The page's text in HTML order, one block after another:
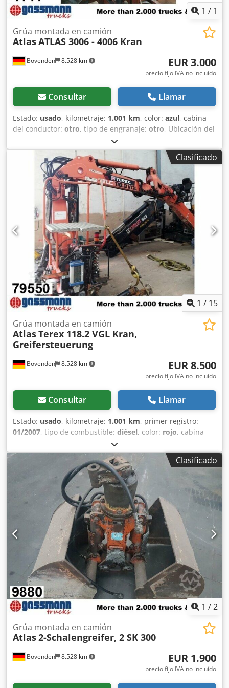
1 / 1
Bovenden 8.528 km
Grúa montada en camión
AtlasATLAS 3006 - 4006 Kran
EUR 3.000
precio fijo IVA no incluído
Consultar Llamar
Estado: usado, kilometraje: 1.001 km, color: azul, cabina
del conductor: otro, tipo de engranaje: otro, Ubicación del
vehículo: Bovenden, sistema de apoyo de 2 puntos,
mecánico, 1 extensión hidráulica. Superestructura: grúa
de carga, p. ej., para Unimog, control de la pinza.
INFORMACIÓN SOBRE LOS ACCESORIOS SIN GARANTÍA,
sujetos a cambios, venta previa e inexactitudes. Cedji
Rpfhspfx Afkjrf
Clasificado
1 / 15
Bovenden 8.528 km
Grúa montada en camión
AtlasTerex 118.2 VGL Kran,
Greifersteuerung
EUR 8.500
precio fijo IVA no incluído
Consultar Llamar
Estado: usado, kilometraje: 1.001 km, primer registro:
01/2007, tipo de combustible: diésel, color: rojo, cabina
, tipo de engranaje:
fabricación:2007, Equipamiento:cierre centralizado,
Ubicación del vehículo: Bovenden, botón de parada de
emergencia, control de pinza, plataforma elevada, soporte
hidráulico de 2 puntos, 1 extensión hidráulica. Grúa: 5,2 m
= 2100 kg, 6,7 m = 1600 kg. Opcionalmente, también se
puede equipar con un sistema de descarga por medio de
un contenedor rodante, con un coste adicional. Csdpfxoi
Rn Sve Afksrf LAS ESPECIFICACIONES DE LOS ACCESORIOS
SE PROPORCIONAN A TÍTULO INFORMATIVO Y NO SON
GARANTÍA. Nos reservamos el derecho a realizar
modificaciones, a vender el producto antes de su entrega y
a corregir errores.
Clasificado
1 /2
Bovenden 8.528 km
Grúa montada en camión
Atlas2-Schalengreifer, 2 SK 300
EUR 1.900
precio fijo IVA no incluído